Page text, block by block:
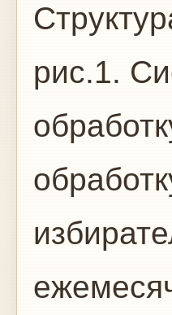
рис.1.